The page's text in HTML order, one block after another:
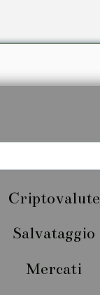
Criptovalute
Salvataggio
Mercati